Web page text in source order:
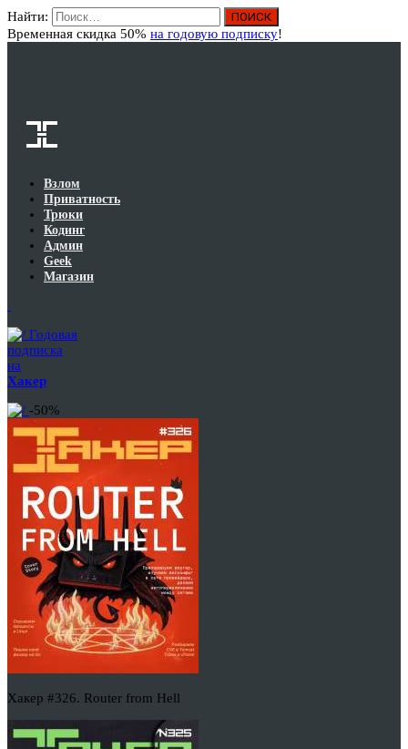
Найти:
Временная скидка 50% на годовую подписку!
Взлом
Приватность
Трюки
Кодинг
Админ
Geek
Магазин
Годовая
подписка
на
Хакер
-50%
Хакер #326. Router from Hell